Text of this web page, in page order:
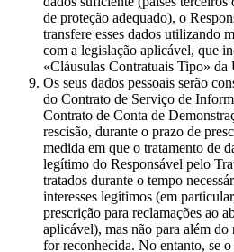
de proteção adequado), o
transfere esses dados utilizando
com a legislação aplicável, que
«Cláusulas Contratuais Tipo» da
Os seus dados pessoais serão
do Contrato de Serviço de
Contrato de Conta de
rescisão, durante o prazo de
medida em que o tratamento de
legítimo do Responsável pelo
tratados durante o tempo
interesses legítimos (em
prescrição para reclamações ao
aplicável), mas não para além
for reconhecida. No entanto, se